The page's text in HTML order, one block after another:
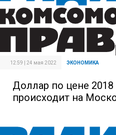
12:59 | 24 мая 2022 ЭКОНОМИКА
Доллар по цене 2018
происходит на